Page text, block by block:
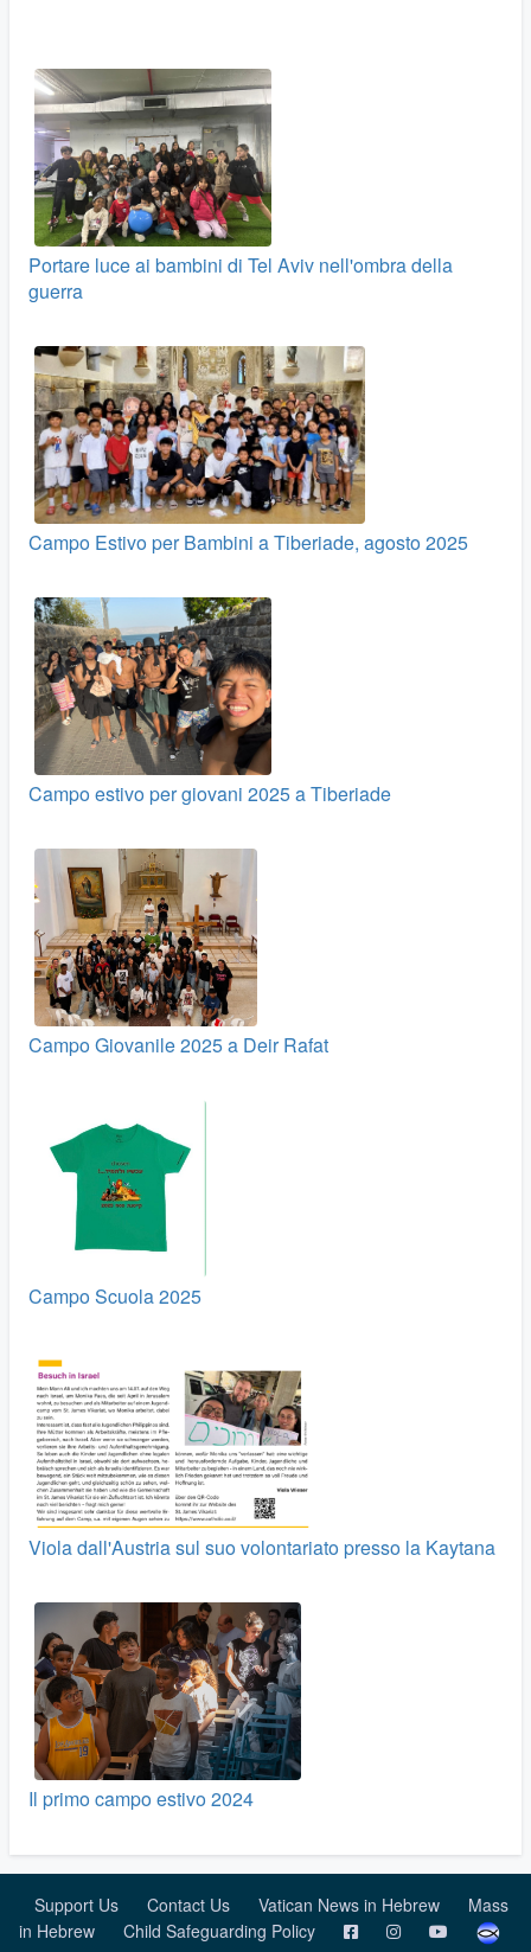
Portare luce ai bambini di Tel Aviv nell'ombra della
guerra
Campo Estivo per Bambini a Tiberiade, agosto 2025
Campo estivo per giovani 2025 a Tiberiade
Campo Giovanile 2025 a Deir Rafat
Campo Scuola 2025
Viola dall'Austria sul suo volontariato presso la Kaytana
Il primo campo estivo 2024
Support Us Contact Us Vatican News in Hebrew
Mass
in Hebrew
Child Safeguarding Policy